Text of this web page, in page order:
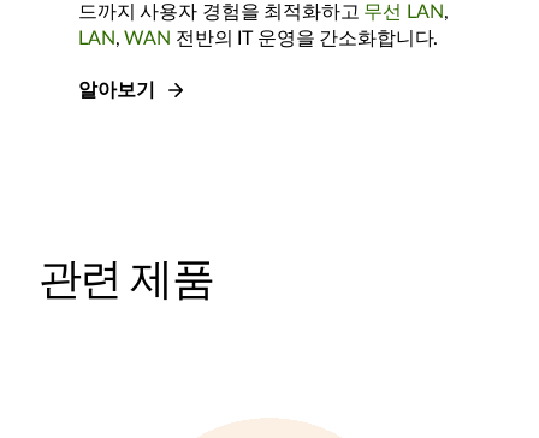
드까지 사용자 경험을 최적화하고 무선 LAN,
LAN,WAN 전반의 IT 운영을 간소화합니다.
알아보기
관련 제품